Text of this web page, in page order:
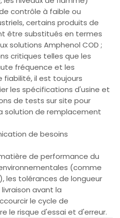
contrôle à faible ou
certains produits de
être substitués en termes
solutions Amphenol COD ;
critiques telles que les
fréquence et les
il est toujours
les spécifications d'usine et
de tests sur site pour
solution de remplacement
de besoins
de performance du
(comme
les tolérances de longueur
avant la
le cycle de
le risque d'essai et d'erreur.